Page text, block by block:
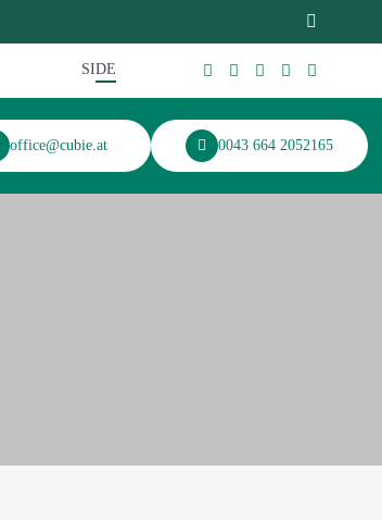
SIDE
office@cubie.at 0043 664 2052165